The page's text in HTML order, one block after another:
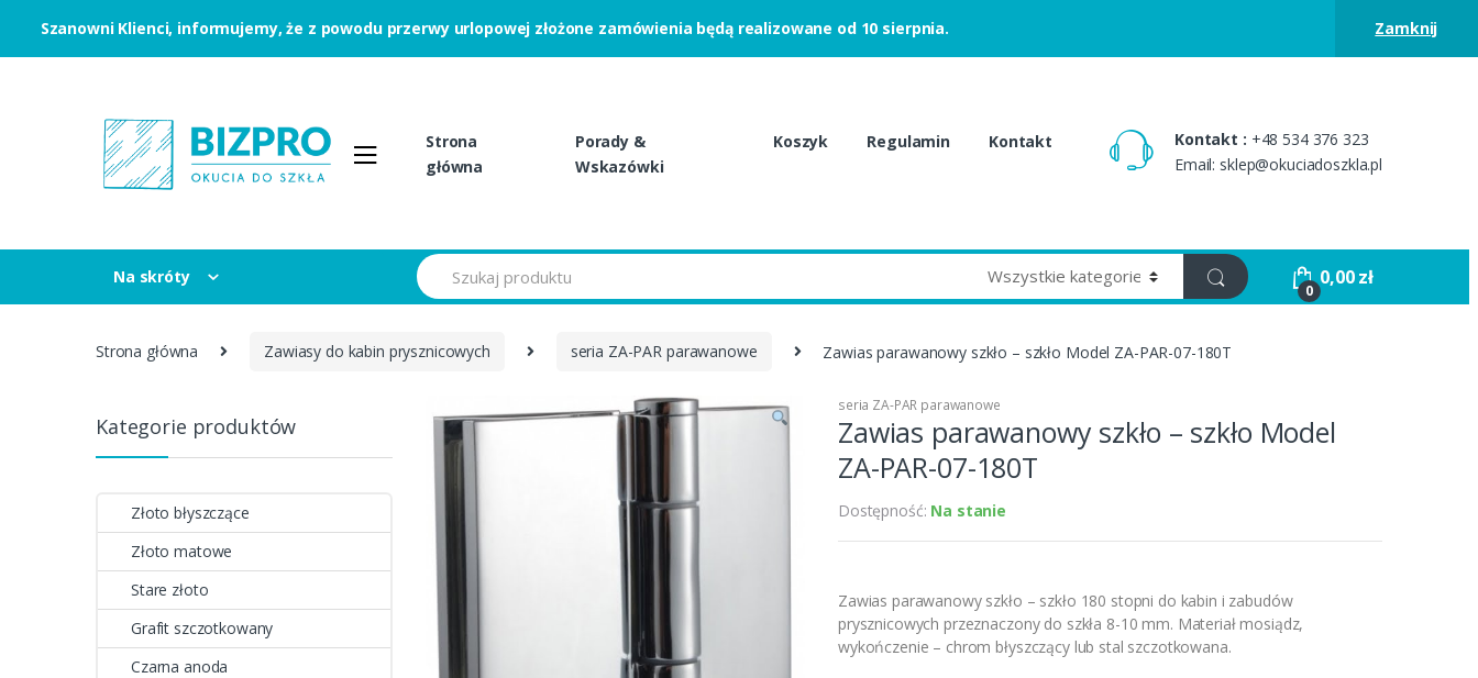
Skip to navigation
Skip to content
Strona
główna
Porady &
Wskazówki
Koszyk Regulamin Kontakt Kontakt : +48 534 376 323
Email: sklep@okuciadoszkla.pl
Na skróty
S
e
a
h
0
0,00zł
Strona główna Zawiasy do kabin prysznicowych seria ZA-PAR parawanowe Zawias parawanowy szkło – szkło Model ZA-PAR-07-180T
seria ZA-PAR parawanowe
Zawias parawanowy szkło – szkło Model
ZA-PAR-07-180T
Dostępność: Na stanie
Zawias parawanowy szkło – szkło 180 stopni do kabin i zabudów
prysznicowych przeznaczony do szkła 8-10 mm. Materiał mosiądz,
wykończenie – chrom błyszczący lub stal szczotkowana.
Kategorie produktów
Złoto błyszczące
Złoto matowe
Stare złoto
Grafit szczotkowany
Czarna anoda
Szanowni Klienci, informujemy, że z powodu przerwy urlopowej złożone zamówienia będą realizowane od 10 sierpnia. Zamknij